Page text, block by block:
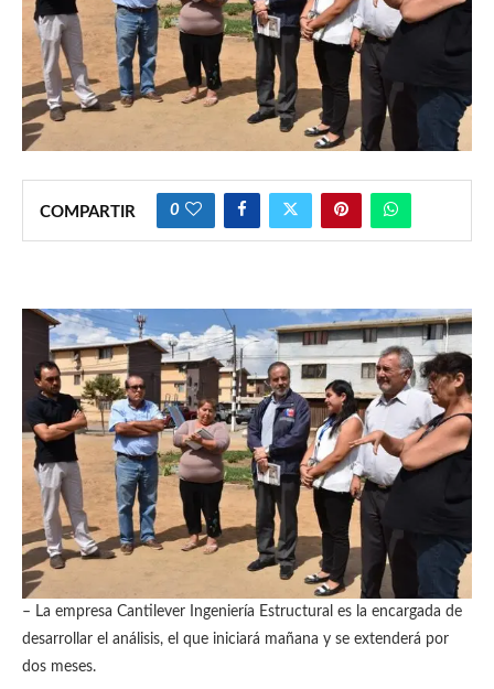
COMPARTIR 0
– La empresa Cantilever Ingeniería Estructural es la encargada de
desarrollar el análisis, el que iniciará mañana y se extenderá por
dos meses.